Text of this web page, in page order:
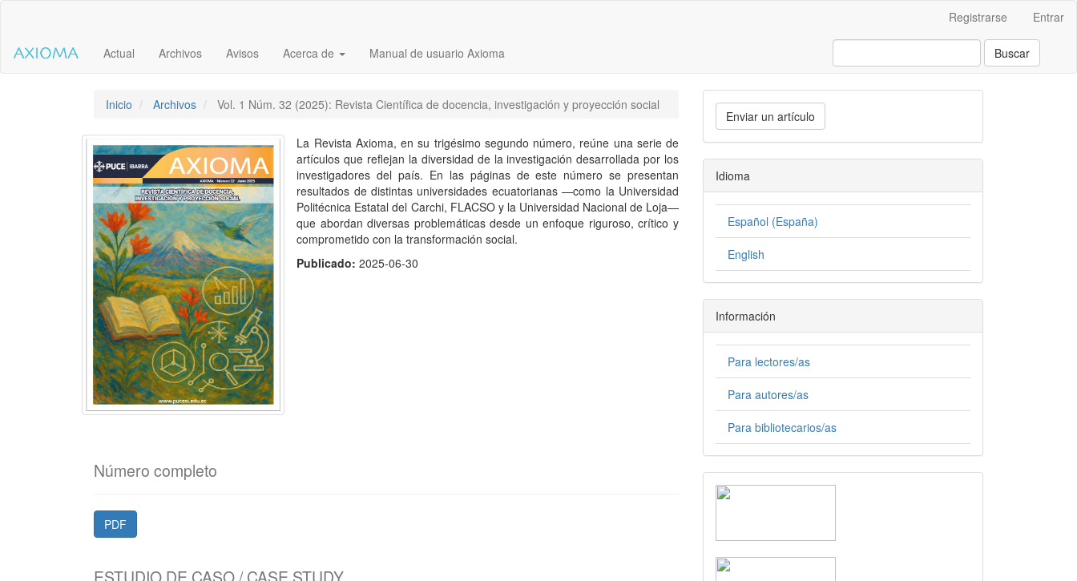
contenido
de
Registrarse Entrar
Actual Archivos Avisos Acerca de Manual de usuario Axioma Buscar
Inicio Archivos Vol. 1 Núm. 32 (2025): Revista Científica de docencia, investigación y proyección social
La Revista Axioma, en su trigésimo segundo número, reúne una serie de
artículos que reflejan la diversidad de la investigación desarrollada por los
investigadores del país. En las páginas de este número se presentan
resultados de distintas universidades ecuatorianas —como la Universidad
Politécnica Estatal del Carchi, FLACSO y la Universidad Nacional de Loja—
que abordan diversas problemáticas desde un enfoque riguroso, crítico y
comprometido con la transformación social.
Publicado:2025-06-30
Número completo
PDF
Enviar un artículo
Idioma
Español (España)
English
Información
Para lectores/as
Para autores/as
Para bibliotecarios/as